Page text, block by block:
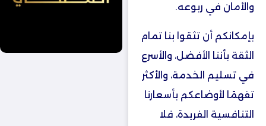
والأمان في ربوعه.
بإمكانكم أن تثقوا بنا تمام
الثقة بأننا الأفضل، والأسرع
في تسليم الخدمة، والأكثر
تفهمًا لأوضاعكم بأسعارنا
التنافسية الفريدة، فلا